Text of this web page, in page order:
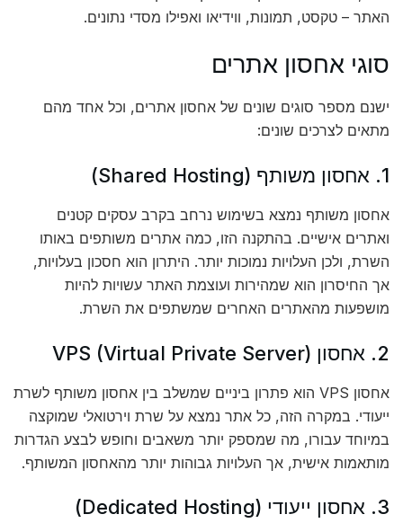
האתר – טקסט, תמונות, ווידיאו ואפילו מסדי נתונים.
סוגי אחסון אתרים
ישנם מספר סוגים שונים של אחסון אתרים, וכל אחד מהם
מתאים לצרכים שונים:
1. אחסון משותף (Shared Hosting)
אחסון משותף נמצא בשימוש נרחב בקרב עסקים קטנים
ואתרים אישיים. בהתקנה הזו, כמה אתרים משותפים באותו
השרת, ולכן העלויות נמוכות יותר. היתרון הוא חסכון בעלויות,
אך החיסרון הוא שמהירות ועוצמת האתר עשויות להיות
מושפעות מהאתרים האחרים שמשתפים את השרת.
2. אחסון VPS (Virtual Private Server)
אחסון VPS הוא פתרון ביניים שמשלב בין אחסון משותף לשרת
ייעודי. במקרה הזה, כל אתר נמצא על שרת וירטואלי שמוקצה
במיוחד עבורו, מה שמספק יותר משאבים וחופש לבצע הגדרות
מותאמות אישית, אך העלויות גבוהות יותר מהאחסון המשותף.
3. אחסון ייעודי (Dedicated Hosting)